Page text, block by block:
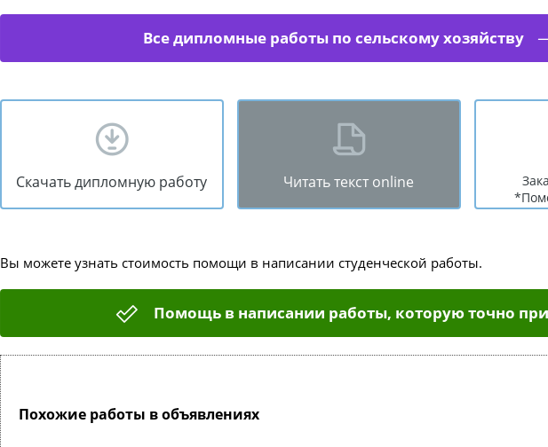
Все дипломные работы по сельскому хозяйству
Скачать дипломную работу Читать текст online
Вы можете узнать стоимость помощи в написании студенческой работы.
Помощь в написании работы, которую точно
Похожие работы в объявлениях